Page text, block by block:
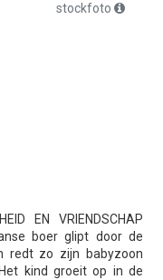
stockfoto
EN VRIENDSCHAP
boer glipt door de
redt zo zijn babyzoon
kind groeit op in de